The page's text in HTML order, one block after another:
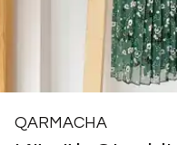
QARMACHA